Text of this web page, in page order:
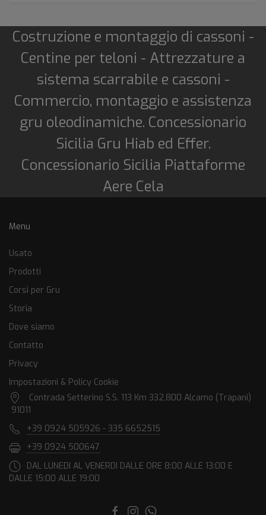
Costruzione e montaggio di cassoni -
Centine per teloni - Attrezzature a
sistema scarrabile e cassoni -
Commercio, montaggio e assistenza
gru oleodinamiche. Concessionario
Sicilia Gru Hiab ed Effer.
Concessionario Sicilia Piattaforme
Aere Cela
Menu
Usato
Prodotti
Corsi per Gru
Storia
Dove siamo
Contatto
Privacy
Impostazioni & Policy Cookie
Contrada Setterino S.S. 113 Km 332,800 Alcamo (Trapani)
91011
+39 0924 505926 - 335 6652515
+39 0924 500647
DAL LUNEDI AL VENERDI DALLE ORE 8:00 ALLE 13:00 E
DALLE 15:00 ALLE 19:00